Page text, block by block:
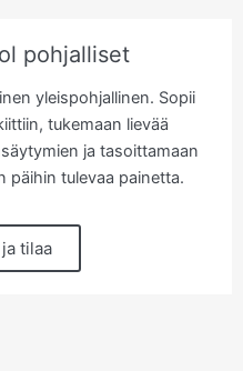
pohjalliset
yleispohjallinen. Sopii
tukemaan lievää
ja tasoittamaan
päihin tulevaa painetta.
tilaa